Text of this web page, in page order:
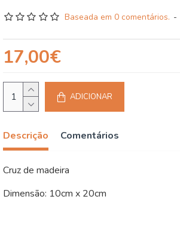
Baseada em 0 comentários. -
17,00€
ADICIONAR
Descrição Comentários
Cruz de madeira
Dimensão: 10cm x 20cm